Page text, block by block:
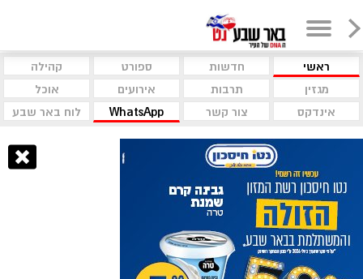
ראשי חדשות ספורט
קהילה
מגזין
תרבות אירועים
אוכל
אינדקס
צור קשר WhatsApp לוח באר שבע